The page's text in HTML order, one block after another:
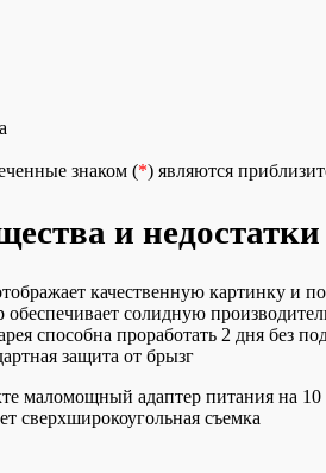
знаком (*) являются
и недостатки
качественную картинку и
обеспечивает солидную
способна проработать 2 дня без
защита от брызг
маломощный адаптер питания на
сверхширокоугольная съемка